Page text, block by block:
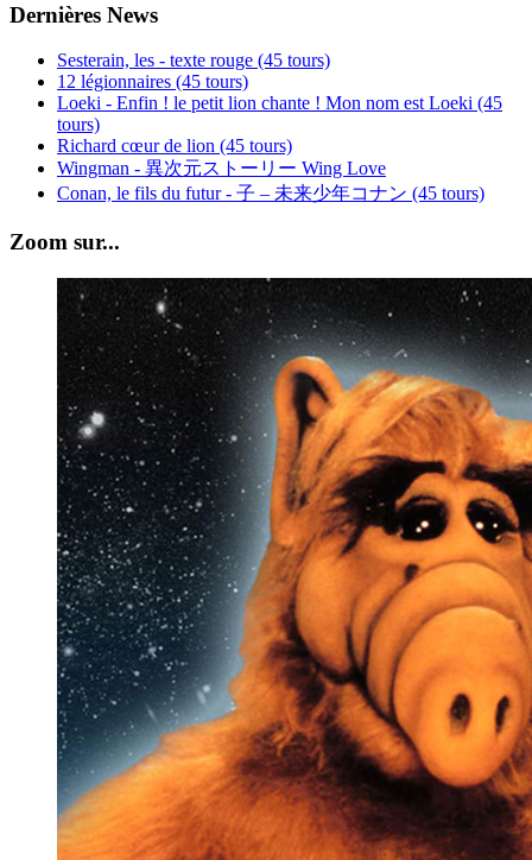
Dernières News
Sesterain, les - texte rouge (45 tours)
12 légionnaires (45 tours)
Loeki - Enfin ! le petit lion chante ! Mon nom est Loeki (45
tours)
Richard cœur de lion (45 tours)
Wingman - 異次元ストーリー Wing Love
Conan, le fils du futur - 子 – 未来少年コナン (45 tours)
Zoom sur...